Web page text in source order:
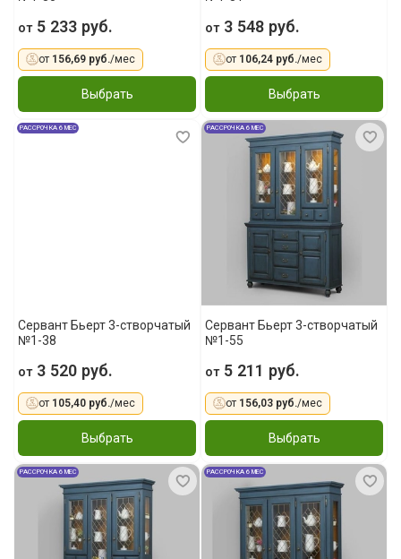
от5 233 руб.
от 156,69 руб./мес
Выбрать
от3 548 руб.
от 106,24 руб./мес
Выбрать
РАССРОЧКА 6 МЕС
Сервант Бьерт 3-створчатый
№1-38
от3 520 руб.
от 105,40 руб./мес
Выбрать
РАССРОЧКА 6 МЕС
Сервант Бьерт 3-створчатый
№1-55
от5 211 руб.
от 156,03 руб./мес
Выбрать
РАССРОЧКА 6 МЕС РАССРОЧКА 6 МЕС